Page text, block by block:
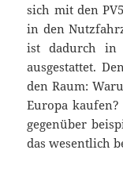
sich mit den
in den
ist dadurch in
ausgestattet.
den Raum:
Europa
gegenüber
das wesentlich